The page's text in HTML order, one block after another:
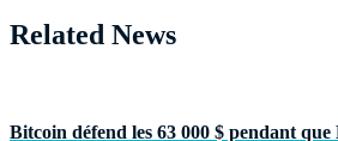
Related News
Bitcoin défend les 63 000 $ pendant